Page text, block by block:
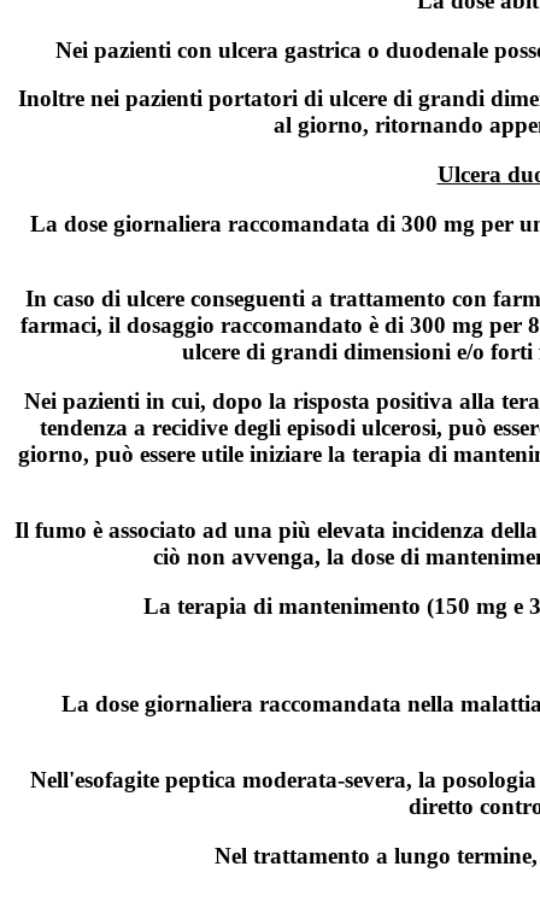
Nei pazienti con ulcera gastrica o duodenale
Inoltre nei pazienti portatori di ulcere di grandi
al giorno, ritornando
Ulcera
La dose giornaliera raccomandata di 300 mg per
In caso di ulcere conseguenti a trattamento con
farmaci, il dosaggio raccomandato è di 300 mg per
ulcere di grandi dimensioni e/o
Nei pazienti in cui, dopo la risposta positiva alla
tendenza a recidive degli episodi ulcerosi, può
giorno, può essere utile iniziare la terapia di
Il fumo è associato ad una più elevata incidenza
ciò non avvenga, la dose di
La terapia di mantenimento (150 mg e
La dose giornaliera raccomandata nella
Nell'esofagite peptica moderata‑severa, la
diretto
Nel trattamento a lungo